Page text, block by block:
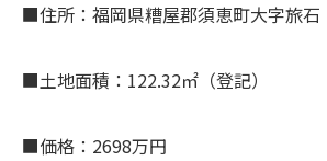
■住所：福岡県糟屋郡須恵町大字旅石
■土地面積：122.32㎡（登記）
■価格：2698万円